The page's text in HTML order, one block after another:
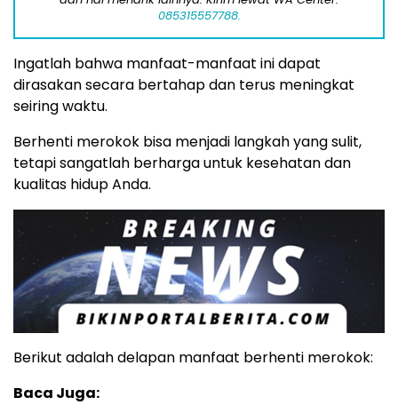
085315557788.
Ingatlah bahwa manfaat-manfaat ini dapat
dirasakan secara bertahap dan terus meningkat
seiring waktu.
Berhenti merokok bisa menjadi langkah yang sulit,
tetapi sangatlah berharga untuk kesehatan dan
kualitas hidup Anda.
Berikut adalah delapan manfaat berhenti merokok:
Baca Juga: